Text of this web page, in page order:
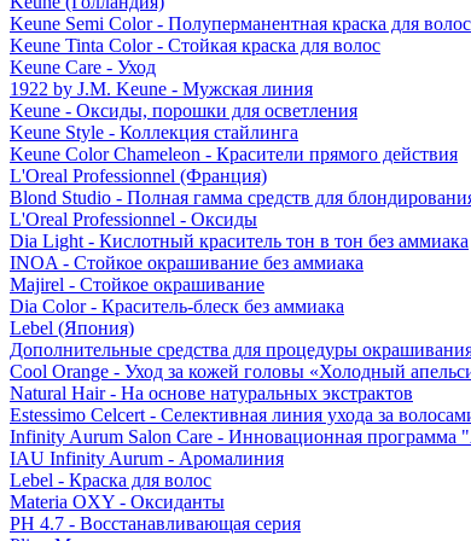
Keune Semi Color - Полуперманентная краска для
Keune Tinta Color - Стойкая краска для волос
Keune Care - Уход
1922 by J.M. Keune - Мужская линия
Keune - Оксиды, порошки для осветления
Keune Style - Коллекция стайлинга
Keune Color Chameleon - Красители прямого действия
L'Oreal Professionnel (Франция)
Blond Studio - Полная гамма средств для
L'Oreal Professionnel - Оксиды
Dia Light - Кислотный краситель тон в тон без аммиака
INOA - Стойкое окрашивание без аммиака
Majirel - Стойкое окрашивание
Dia Color - Краситель-блеск без аммиака
Lebel (Япония)
Дополнительные средства для процедуры
Cool Orange - Уход за кожей головы «Холодный
Natural Hair - На основе натуральных экстрактов
Estessimo Celcert - Селективная линия ухода за
Infinity Aurum Salon Care - Инновационная программа
IAU Infinity Aurum - Аромалиния
Lebel - Краска для волос
Materia OXY - Оксиданты
PH 4.7 - Восстанавливающая серия